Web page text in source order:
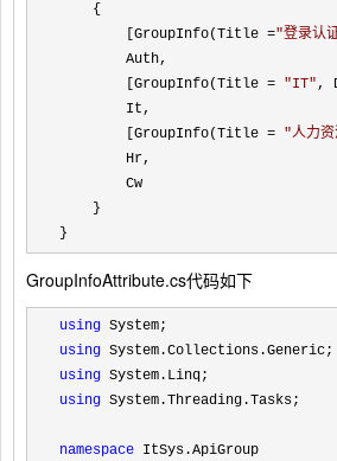
    {
        [GroupInfo(Title
="登录认
        Auth,
        [GroupInfo(Title
= "IT",
        It,
        [GroupInfo(Title
= "人力
        Hr,
        Cw
    }
}
GroupInfoAttribute.cs代码如下
using
using
using
using System.Threading.Tasks;
namespace ItSys.ApiGroup